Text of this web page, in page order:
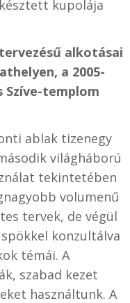
kupolája
alkotásai
a 2005-
Szíve-templom
ablak tizenegy
világháború
tekintetében
volumenű
tervek, de végül
konzultálva
témái. A
szabad kezet
használtunk. A